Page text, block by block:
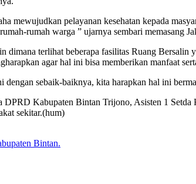
mewujudkan pelayanan kesehatan kepada
rumah warga ” ujarnya sembari
dimana terlihat beberapa fasilitas Ruang
agar hal ini bisa memberikan manfaat
dengan sebaik-baiknya, kita harapkan hal ini
DPRD Kabupaten Bintan Trijono, Asisten 1
sekitar.(hum)
Bintan.